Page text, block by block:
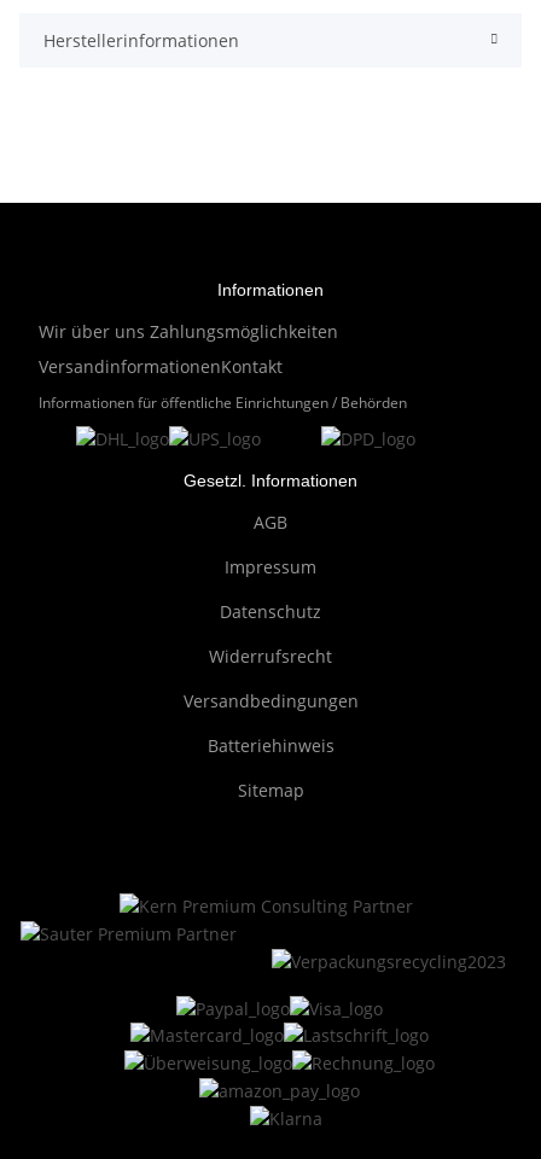
Herstellerinformationen
Informationen
Wir über uns Zahlungsmöglichkeiten
VersandinformationenKontakt
Informationen für öffentliche Einrichtungen / Behörden
Gesetzl. Informationen
AGB
Impressum
Datenschutz
Widerrufsrecht
Versandbedingungen
Batteriehinweis
Sitemap